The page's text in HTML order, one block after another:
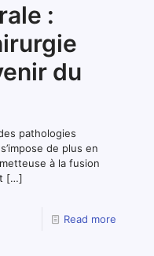
:
du
pathologies
de plus en
à la fusion
[…]
Read more